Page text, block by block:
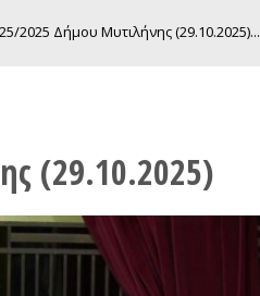
2025 Δήμου Μυτιλήνης (29.10.2025)...
(29.10.2025)